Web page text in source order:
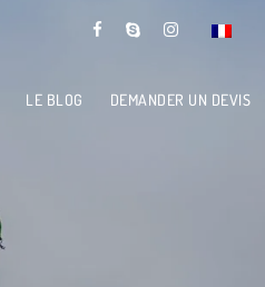
LE BLOG DEMANDER UN DEVIS